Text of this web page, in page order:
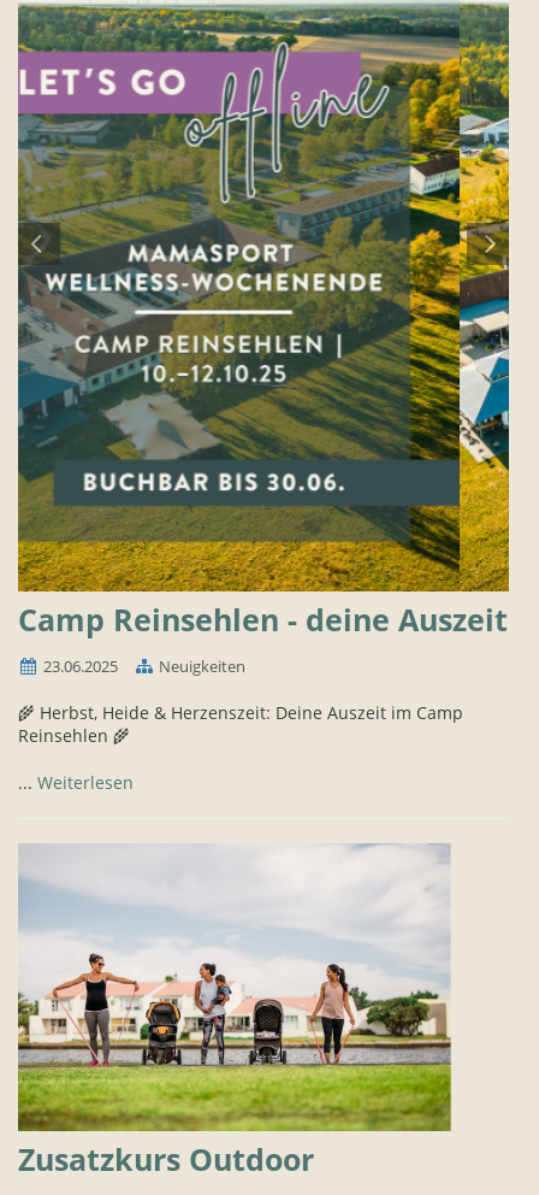
Camp Reinsehlen - deine Auszeit
23.06.2025 Neuigkeiten
🌾 Herbst, Heide & Herzenszeit: Deine Auszeit im Camp
Reinsehlen 🌾
... Weiterlesen
Zusatzkurs Outdoor